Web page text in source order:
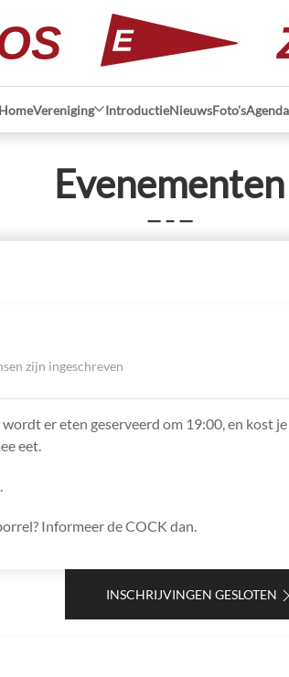
HomeVereniging IntroductieNieuwsFoto'sAgenda
Evenementen
— – —
zijn ingeschreven
er eten geserveerd om 19:00, en kost je
eet.
Informeer de COCK dan.
INSCHRIJVINGEN GESLOTEN